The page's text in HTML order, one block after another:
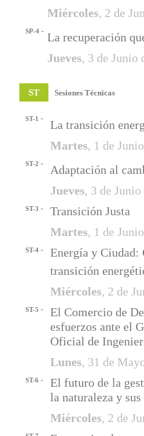
Miércoles, 2 de
SP-4 - La recuperación
Jueves, 3 de Junio
ST Sesiones Técnicas
ST-1 - La transición
Martes, 1 de
ST-2 -
Adaptación al
Jueves, 3 de
ST-3 -
Transición Justa
Martes, 1 de
ST-4 -
Energía y Ciudad:
transición
Miércoles, 2 de
ST-5 -
El Comercio de
esfuerzos ante el
Oficial de
Lunes, 31 de
ST-6 -
El futuro de la
la naturaleza y
Miércoles, 2 de